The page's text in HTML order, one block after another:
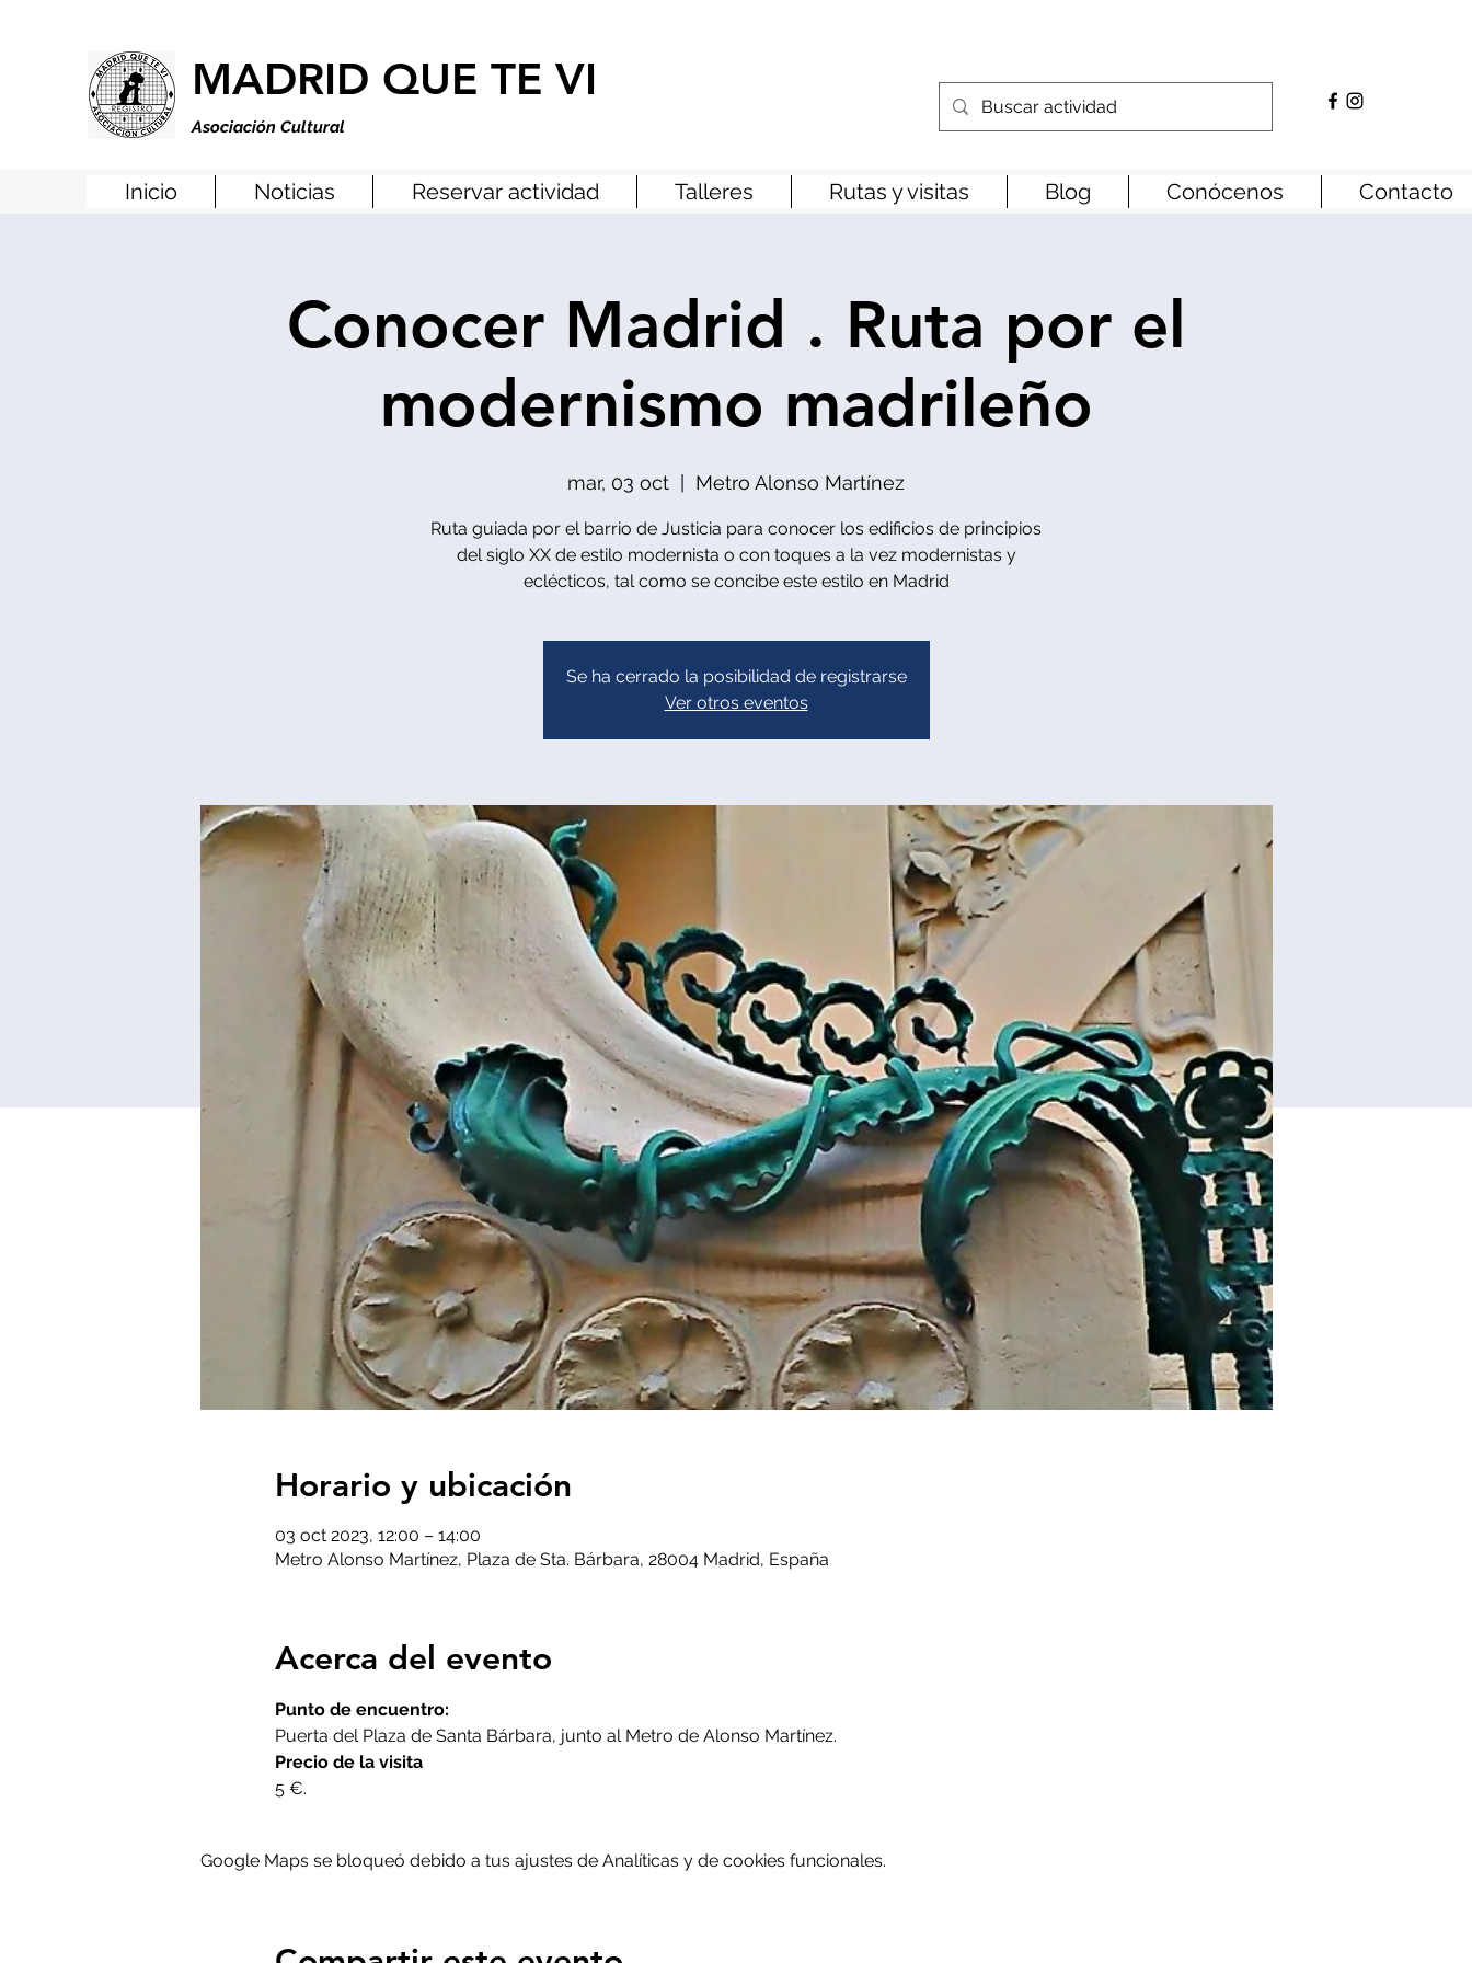
MADRID QUE TE VI
Asociación Cultural
Inicio Noticias Reservar actividad Talleres Rutas y visitas Blog Conócenos Contacto
Conocer Madrid . Ruta por el
modernismo madrileño
mar, 03 oct Metro Alonso Martínez
Ruta guiada por el barrio de Justicia para conocer los edificios de principios
del siglo XX de estilo modernista o con toques a la vez modernistas y
eclécticos, tal como se concibe este estilo en Madrid
Se ha cerrado la posibilidad de registrarse
Ver otros eventos
Horario y ubicación
03 oct 2023, 12:00 – 14:00
Metro Alonso Martínez, Plaza de Sta. Bárbara, 28004 Madrid, España
Acerca del evento
Punto de encuentro:
Puerta del Plaza de Santa Bárbara, junto al Metro de Alonso Martínez.
Precio de la visita
5 €.
Google Maps se bloqueó debido a tus ajustes de Analíticas y de cookies funcionales.